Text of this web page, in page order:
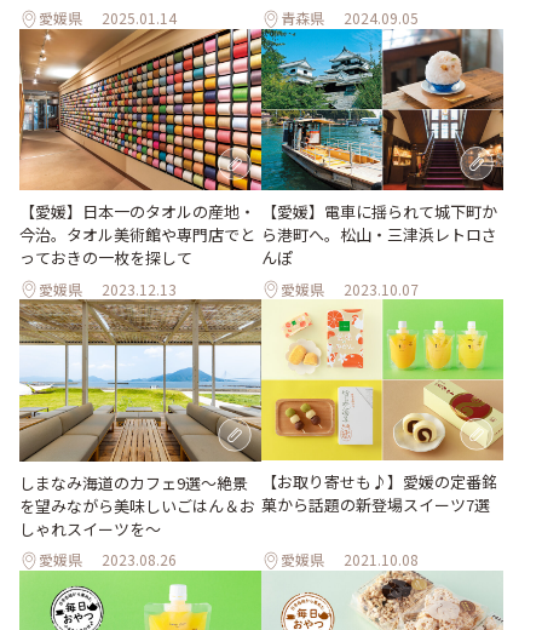
愛媛県 2025.01.14 青森県 2024.09.05
【愛媛】日本一のタオルの産地・
今治。タオル美術館や専門店でと
っておきの一枚を探して
愛媛県 2023.12.13
【愛媛】電車に揺られて城下町か
ら港町へ。松山・三津浜レトロさ
んぽ
愛媛県 2023.10.07
しまなみ海道のカフェ9選〜絶景
を望みながら美味しいごはん＆お
しゃれスイーツを〜
愛媛県 2023.08.26
【お取り寄せも♪】愛媛の定番銘
菓から話題の新登場スイーツ7選
愛媛県 2021.10.08